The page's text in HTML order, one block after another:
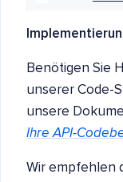
Benötigen Sie
unserer Code-
unsere
Ihre API-
Wir empfehlen